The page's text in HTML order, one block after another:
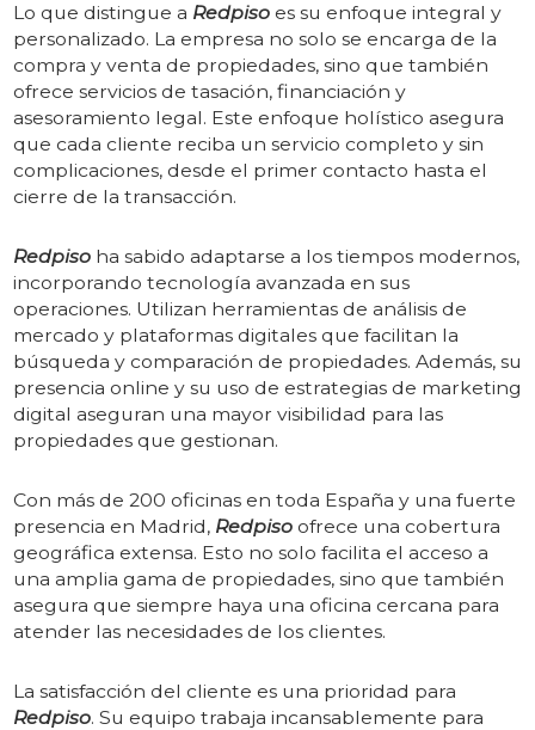
Lo que distingue a Redpisoes su enfoque integral y
personalizado. La empresa no solo se encarga de la
compra y venta de propiedades, sino que también
ofrece servicios de tasación, financiación y
asesoramiento legal. Este enfoque holístico asegura
que cada cliente reciba un servicio completo y sin
complicaciones, desde el primer contacto hasta el
cierre de la transacción.
Redpisoha sabido adaptarse a los tiempos modernos,
incorporando tecnología avanzada en sus
operaciones. Utilizan herramientas de análisis de
mercado y plataformas digitales que facilitan la
búsqueda y comparación de propiedades. Además, su
presencia online y su uso de estrategias de marketing
digital aseguran una mayor visibilidad para las
propiedades que gestionan.
Con más de 200 oficinas en toda España y una fuerte
presencia en Madrid, Redpisoofrece una cobertura
geográfica extensa. Esto no solo facilita el acceso a
una amplia gama de propiedades, sino que también
asegura que siempre haya una oficina cercana para
atender las necesidades de los clientes.
La satisfacción del cliente es una prioridad para
Redpiso. Su equipo trabaja incansablemente para